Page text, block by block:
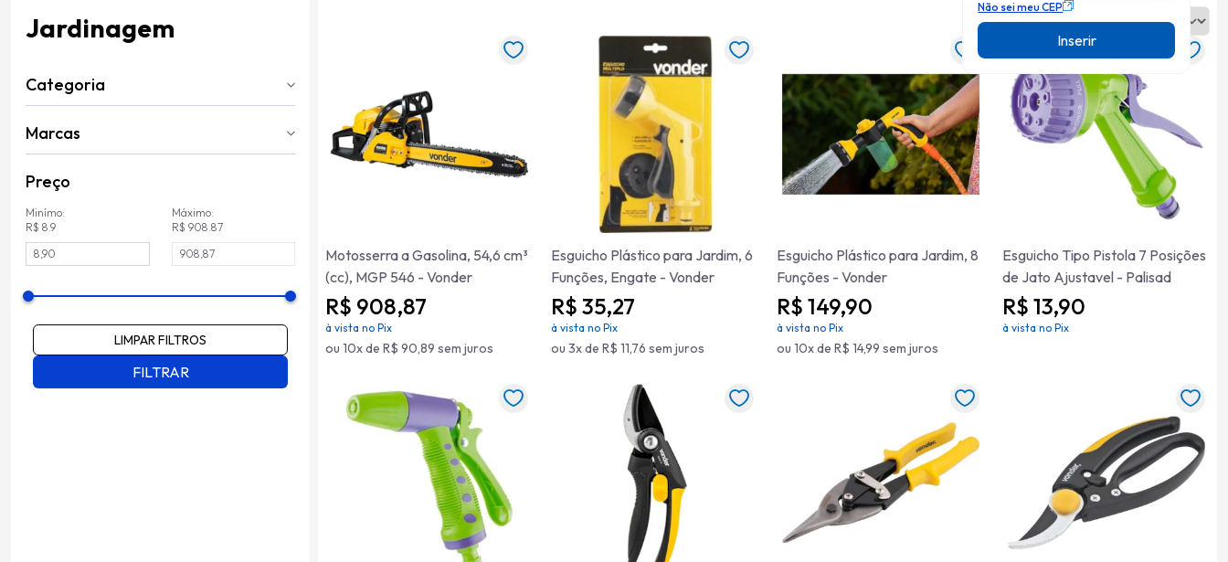
Depoimentos de Clientes
Não sei meu CEP
Inserir
Jardinagem
Categoria
Marcas
Preço
Minímo:
R$ 8.9
Máximo:
R$ 908.87
LIMPAR FILTROS
FILTRAR
Ordenar:
Motosserra a Gasolina, 54,6 cm³
(cc), MGP 546 - Vonder
R$ 908,87
à vista no Pix
ou 10x de R$ 90,89 sem juros
Esguicho Plástico para Jardim, 6
Funções, Engate - Vonder
R$ 35,27
à vista no Pix
ou 3x de R$ 11,76 sem juros
Esguicho Plástico para Jardim, 8
Funções - Vonder
R$ 149,90
à vista no Pix
ou 10x de R$ 14,99 sem juros
Esguicho Tipo Pistola 7 Posições
de Jato Ajustavel - Palisad
R$ 13,90
à vista no Pix